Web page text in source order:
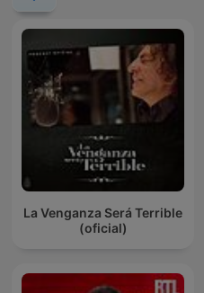
La Venganza Será Terrible
(oficial)